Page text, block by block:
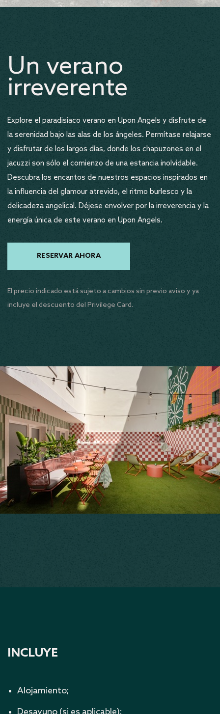
Un verano
irreverente
Explore el paradisíaco verano en Upon Angels y disfrute de
la serenidad bajo las alas de los ángeles. Permítase relajarse
y disfrutar de los largos días, donde los chapuzones en el
jacuzzi son sólo el comienzo de una estancia inolvidable.
Descubra los encantos de nuestros espacios inspirados en
la influencia del glamour atrevido, el ritmo burlesco y la
delicadeza angelical. Déjese envolver por la irreverencia y la
energía única de este verano en Upon Angels.
RESERVAR AHORA
El precio indicado está sujeto a cambios sin previo aviso y ya
incluye el descuento del Privilege Card.
INCLUYE
Alojamiento;